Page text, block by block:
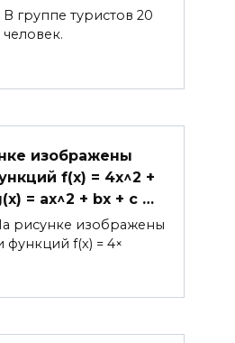
группе туристов 20
человек.
изображены
f(x) = 4x^2 +
= ax^2 + bx + c …
рисунке изображены
функций f(x) = 4×